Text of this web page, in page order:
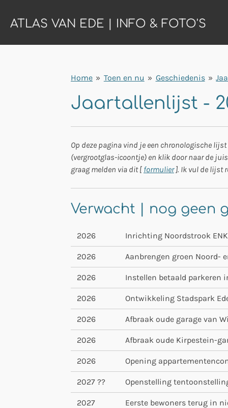
direct
de
ATLAS VAN EDE | INFO & FOTO'S
Home » Toen en nu » Geschiedenis »
Jaartallenlijst -
Op deze pagina vind je een chronologische
(vergrootglas-icoontje) en klik door naar de
graag melden via dit [ formulier]. Ik vul de lijst
Verwacht | nog geen
2026 Inrichting Noordstrook
2026 Aanbrengen groen Noord-
2026 Instellen betaald parkeren
2026 Ontwikkeling Stadspark
2026 Afbraak oude garage van
2026 Afbraak oude Kirpestein-
2026 Opening
2027 ?? Openstelling
2027 Eerste bewoners terug in